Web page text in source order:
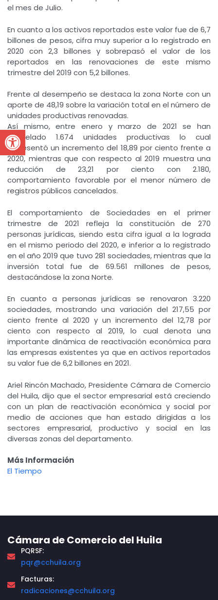
Open toolbar
el mes de Julio.
En cuanto a los activos reportados este valor fue de 6,7
billones de pesos, cifra muy superior a lo registrado en
2020 con 2,3 billones y sobrepasó el valor de los
reportados en las renovaciones de este mismo
trimestre del 2019 con 5,2 billones.
Frente al desempeño se destaca la zona Norte con un
aporte de 48,19 sobre la variación total en el número de
unidades productivas renovadas.
Así mismo, entre enero y marzo de 2021 se han
cancelado 1.674 unidades productivas lo cual
representó un incremento del 18,89 por ciento frente a
2020, mientras que con respecto al 2019 muestra una
reducción de 23,21 por ciento con 2.180,
comportamiento favorable por el menor número de
registros públicos cancelados.
El comportamiento de Sociedades en el primer
trimestre de 2021 refleja la constitución de 270
personas jurídicas, siendo esta cifra igual a la lograda
en el mismo periodo del 2020, e inferior a lo registrado
en el año 2019 que tuvo 281 sociedades, mientras que la
inversión total fue de 69.561 millones de pesos,
destacándose la zona Norte.
En cuanto a personas jurídicas se renovaron 3.220
sociedades, mostrando una variación del 217,55 por
ciento frente al 2020 y un incremento del 12,78 por
ciento con respecto al 2019, lo cual denota una
importante dinámica de reactivación económica para
las empresas existentes ya que en activos reportados
su valor fue de 6,2 billones en 2021.
Ariel Rincón Machado, Presidente Cámara de Comercio
del Huila, dijo que el sector empresarial está creciendo
con un plan de reactivación económica y social por
medio de acciones que han estado dirigidas a los
sectores empresarial, productivo y social en las
diversas zonas del departamento.
Más Información
El Tiempo
Cámara de Comercio del Huila
PQRSF:
pqr@cchuila.org
Facturas:
radicaciones@cchuila.org